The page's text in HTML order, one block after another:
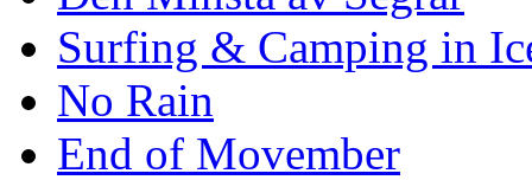
Surfing & Camping in
No Rain
End of Movember